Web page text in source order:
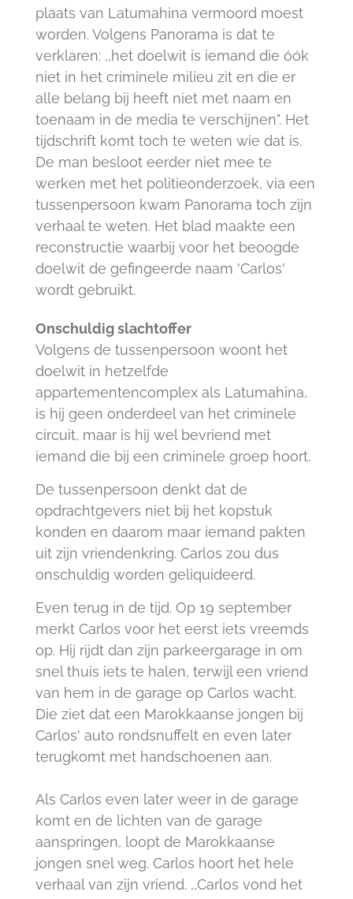
plaats van Latumahina vermoord moest
worden. Volgens Panorama is dat te
verklaren: ,,het doelwit is iemand die óók
niet in het criminele milieu zit en die er
alle belang bij heeft niet met naam en
toenaam in de media te verschijnen". Het
tijdschrift komt toch te weten wie dat is.
De man besloot eerder niet mee te
werken met het politieonderzoek, via een
tussenpersoon kwam Panorama toch zijn
verhaal te weten. Het blad maakte een
reconstructie waarbij voor het beoogde
doelwit de gefingeerde naam 'Carlos'
wordt gebruikt.
Onschuldig slachtoffer
Volgens de tussenpersoon woont het
doelwit in hetzelfde
appartementencomplex als Latumahina,
is hij geen onderdeel van het criminele
circuit, maar is hij wel bevriend met
iemand die bij een criminele groep hoort.
De tussenpersoon denkt dat de
opdrachtgevers niet bij het kopstuk
konden en daarom maar iemand pakten
uit zijn vriendenkring. Carlos zou dus
onschuldig worden geliquideerd.
Even terug in de tijd. Op 19 september
merkt Carlos voor het eerst iets vreemds
op. Hij rijdt dan zijn parkeergarage in om
snel thuis iets te halen, terwijl een vriend
van hem in de garage op Carlos wacht.
Die ziet dat een Marokkaanse jongen bij
Carlos' auto rondsnuffelt en even later
terugkomt met handschoenen aan.
Als Carlos even later weer in de garage
komt en de lichten van de garage
aanspringen, loopt de Marokkaanse
jongen snel weg. Carlos hoort het hele
verhaal van zijn vriend. ,,Carlos vond het